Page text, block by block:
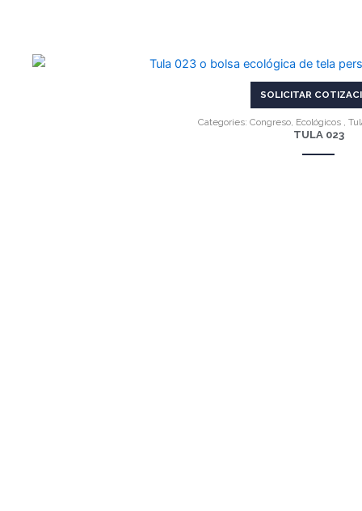
VER MÁS
SOLICITAR
Categories: Congreso, Ecológicos ,
TULA 023